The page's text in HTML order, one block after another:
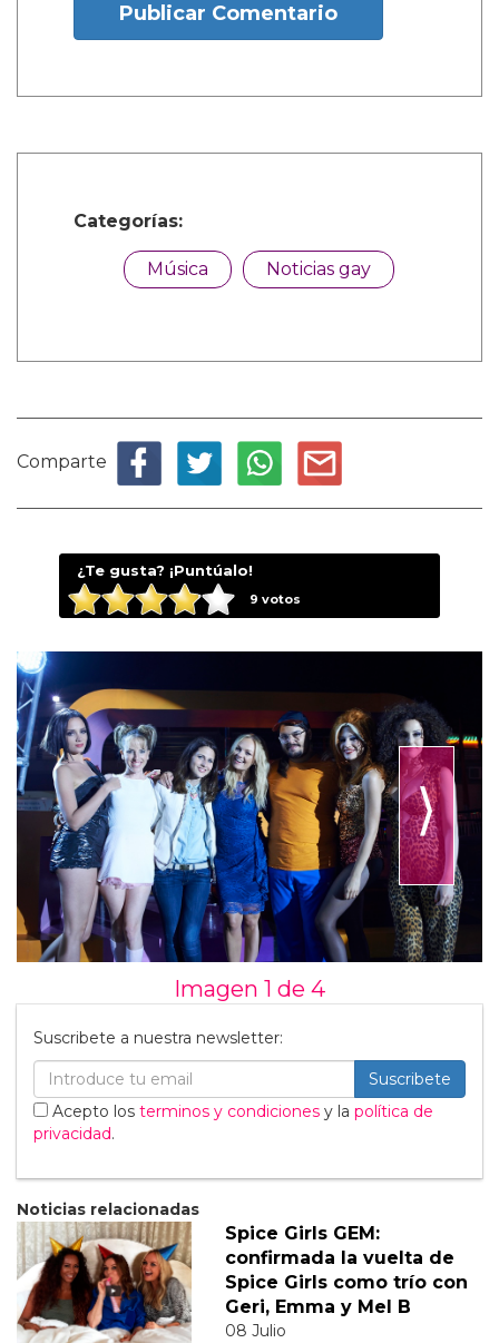
Publicar Comentario
Categorías:
Música Noticias gay
Comparte
¿Te gusta? ¡Puntúalo!
9 votos
⟩
Imagen 1 de 4
Suscribete a nuestra newsletter:
Suscribete
Acepto los terminos y condiciones y la política de
privacidad.
Noticias relacionadas
Spice Girls GEM:
confirmada la vuelta de
Spice Girls como trío con
Geri, Emma y Mel B
08 Julio